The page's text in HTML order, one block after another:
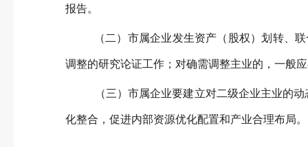
报告。
（二）市属企业发生资产（股权）划转、
调整的研究论证工作；对确需调整主业的，一般
（三）市属企业要建立对二级企业主业的
化整合，促进内部资源优化配置和产业合理布局。